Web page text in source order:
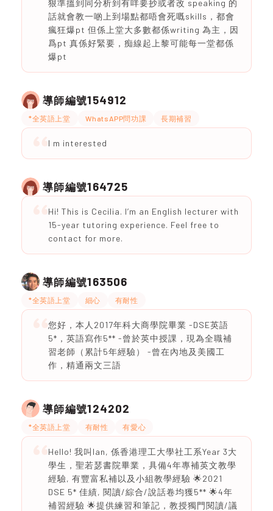
狠準搵到同分析到有咩要抄或者改 speaking 的
話就會教一啲上到場點都唔會死嘅skills，都會
瘋狂爆pt 但係上堂大多數都係writing 為主，因
爲pt 真係好緊要，痴線起上黎可能每一堂都係
爆pt
導師編號154912
*全英語上堂 WhatsAPP問功課 長期補習
I m interested
導師編號164725
Hi! This is Cecilia. I’m an English lecturer with
15-year tutoring experience. Feel free to
contact for more.
導師編號163506
*全英語上堂 細心 有耐性
您好，本人2017年科大商學院畢業 -DSE英語
5*，英語寫作5** -曾於英中授課，現為全職補
習老師（累計5年經驗） -曾在內地及美國工
作，精通兩文三語
導師編號124202
*全英語上堂 有耐性 有愛心
Hello! 我叫Ian, 係香港理工大學社工系Year 3大
學生，聖若瑟書院畢業，具備4年專補英文教學
經驗, 有豐富私補以及小組教學經驗 🌟2021
DSE 5* 佳績, 閱讀/綜合/說話卷均獲5** 🌟4年
補習經驗 🌟提供練習和筆記，教授獨門閱讀/議